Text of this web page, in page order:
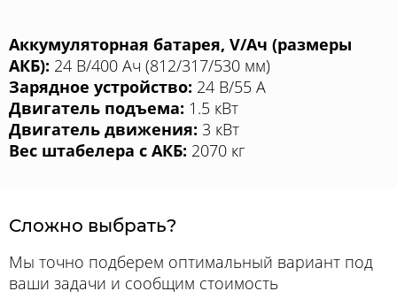
Аккумуляторная батарея, V/Aч (размеры
АКБ): 24 В/400 Aч (812/317/530 мм)
Зарядное устройство: 24 В/55 A
Двигатель подъема: 1.5 кВт
Двигатель движения: 3 кВт
Вес штабелера с АКБ: 2070 кг
Сложно выбрать?
Мы точно подберем оптимальный вариант под
ваши задачи и сообщим стоимость